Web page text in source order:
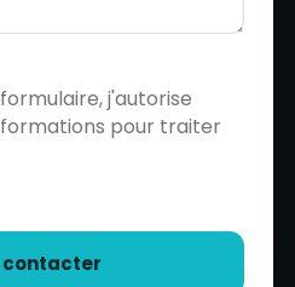
j'autorise
pour traiter